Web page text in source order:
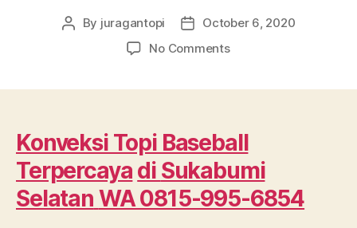
Post
By juragantopi
PostOctober 6, 2020
No Commentson
di
Sukabumi
Selatan
WA
0815
Konveksi Topi Baseball
Terpercaya di Sukabumi
Selatan WA 0815-995-6854